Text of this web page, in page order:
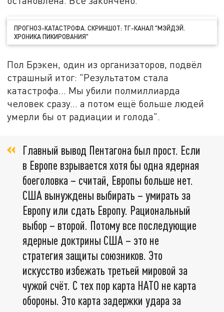
ПРОГНОЗ-КАТАСТРОФА. СКРИНШОТ: ТГ-КАНАЛ "МЭЙДЭЙ.
ХРОНИКА ПИКИРОВАНИЯ"
Пол Брэкен, один из организаторов, подвёл
страшный итог: "Результатом стала
катастрофа… Мы убили полмиллиарда
человек сразу… а потом ещё больше людей
умерли бы от радиации и голода".
Главный вывод Пентагона был прост. Если
в Европе взрывается хотя бы одна ядерная
боеголовка – считай, Европы больше нет.
США вынуждены выбирать – умирать за
Европу или сдать Европу. Рациональный
выбор – второй. Потому все последующие
ядерные доктрины США – это не
стратегия защиты союзников. Это
искусство избежать третьей мировой за
чужой счёт. С тех пор карта НАТО не карта
обороны. Это карта задержки удара за